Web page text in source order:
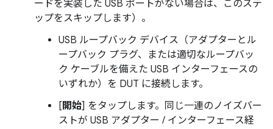
ードを実装した USB ポートがない場合は、このステ
ップをスキップします）。
USB ループバック デバイス（アダプターとル
ープバック プラグ、または適切なループバッ
ク ケーブルを備えた USB インターフェースの
いずれか）を DUT に接続します。
[ 開始] をタップします。同じ一連のノイズバー
ストが USB アダプター / インターフェース経